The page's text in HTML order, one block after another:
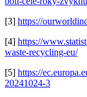
[3] https://
[4] https://
waste-recycling-eu/
[5] https://
20241024-3